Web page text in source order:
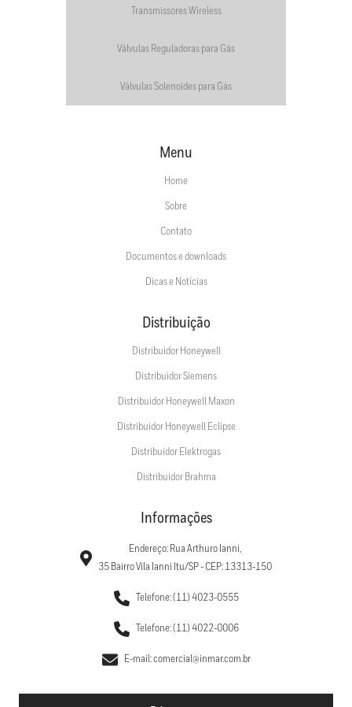
Transmissores Wireless
Válvulas Reguladoras para Gás
Válvulas Solenoides para Gás
Menu
Home
Sobre
Contato
Documentos e downloads
Dicas e Notícias
Distribuição
Distribuidor Honeywell
Distribuidor Siemens
Distribuidor Honeywell Maxon
Distribuidor Honeywell Eclipse
Distribuidor Elektrogas
Distribuidor Brahma
Informações
Endereço: Rua Arthuro Ianni,
35 Bairro Vila Ianni Itu/SP - CEP: 13313-150
Telefone: (11) 4023-0555
Telefone: (11) 4022-0006
E-mail: comercial@inmar.com.br